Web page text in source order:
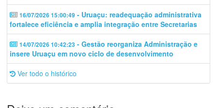
16/07/2026 15:00:49 - Uruaçu: readequação administrativa
fortalece eficiência e amplia integração entre Secretarias
14/07/2026 10:42:23 - Gestão reorganiza Administração e
insere Uruaçu em novo ciclo de desenvolvimento
Ver todo o histórico